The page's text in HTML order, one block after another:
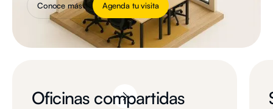
Conoce más Agenda tu visita
Oficinas compartidas